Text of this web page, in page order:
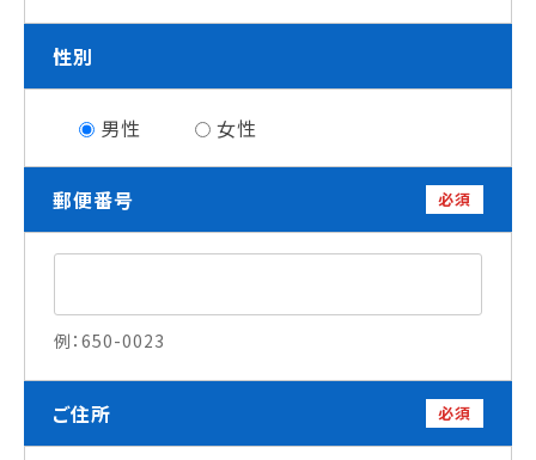
インターンシップ
活躍する卒業生
学校の特長
チャレンジプログラム
フォローアップレッスン
サマーチャレンジ実習
Eラーニング
海外研修
施設・設備紹介
先生紹介
キャンパスライフ
学生カフェ営業インフォメーション
性別
男性 女性
郵便番号 必須
例：650-0023
ご住所 必須